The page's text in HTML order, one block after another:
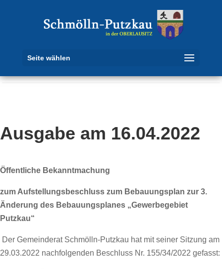
Seite wählen
Ausgabe am 16.04.2022
Öffentliche Bekanntmachung
zum Aufstellungsbeschluss zum Bebauungsplan zur 3.
Änderung des Bebauungsplanes „Gewerbegebiet
Putzkau“
Der Gemeinderat Schmölln-Putzkau hat mit seiner Sitzung am
29.03.2022 nachfolgenden Beschluss Nr. 155/34/2022 gefasst: